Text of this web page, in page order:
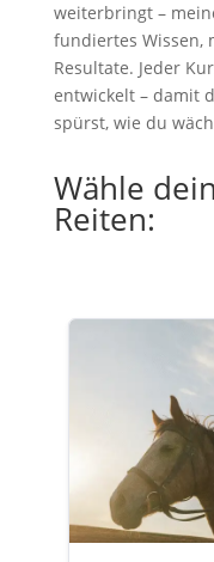
weiterbringt –
fundiertes Wissen,
Resultate. Jeder
entwickelt – damit
spürst, wie du
Wähle
Reiten: